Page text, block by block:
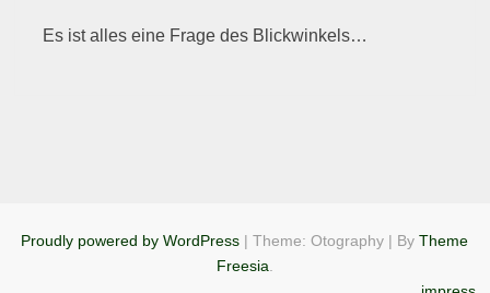
Es ist alles eine Frage des Blickwinkels…
Proudly powered by WordPress |Theme: Otography | ByTheme
Freesia